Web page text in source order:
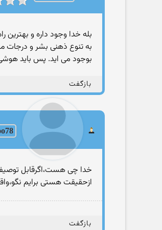
بله خدا وجود داره و
به تنوع ذهنی بشر و درجات
بوجود می اید. پس باید
بازگفت
خدا چی هست،اگرقابل
ازحقیقت هستی برایم
بازگفت